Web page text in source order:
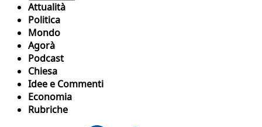
Attualità
Politica
Mondo
Agorà
Podcast
Chiesa
Idee e Commenti
Economia
Rubriche